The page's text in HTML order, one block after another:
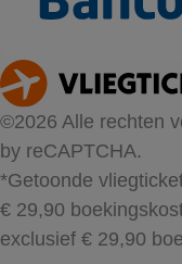
©2026 Alle rechten
by reCAPTCHA.
*Getoonde
€ 29,90
exclusief € 29,90